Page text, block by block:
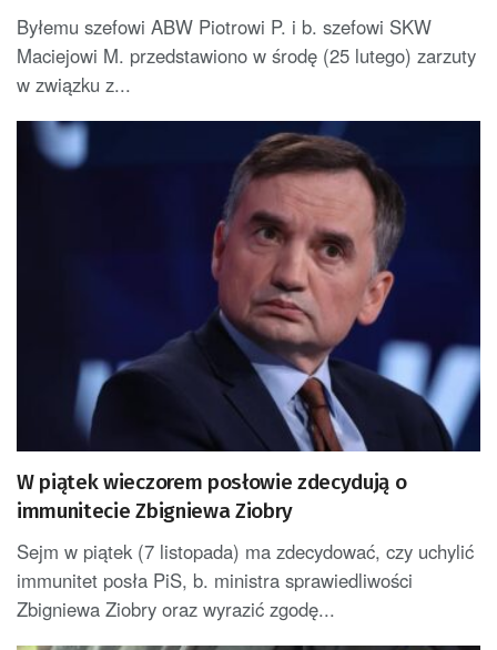
Byłemu szefowi ABW Piotrowi P. i b. szefowi SKW
Maciejowi M. przedstawiono w środę (25 lutego) zarzuty
w związku z...
W piątek wieczorem posłowie zdecydują o
immunitecie Zbigniewa Ziobry
Sejm w piątek (7 listopada) ma zdecydować, czy uchylić
immunitet posła PiS, b. ministra sprawiedliwości
Zbigniewa Ziobry oraz wyrazić zgodę...